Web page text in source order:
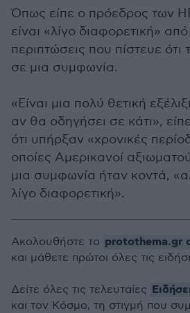
Όπως είπε ο πρόεδρος των
είναι «λίγο διαφορετική»
περιπτώσεις που πίστευε ότι
σε μια συμφωνία.
«Είναι μια πολύ θετική
αν θα οδηγήσει σε κάτι»,
ότι υπήρξαν «χρονικές
οποίες Αμερικανοί
μια συμφωνία ήταν κοντά,
λίγο διαφορετική».
Ακολουθήστε το protothema.gr
και μάθετε πρώτοι όλες τις
Δείτε όλες τις τελευταίες
και τον Κόσμο, τη στιγμή που